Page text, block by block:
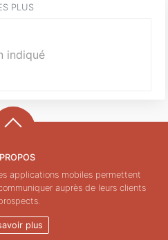
PLUS
indiqué
applications mobiles permettent
auprès de leurs clients
plus